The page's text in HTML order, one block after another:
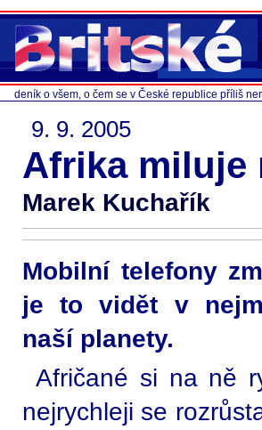
deník o všem, o čem se v České republice příliš
9. 9. 2005
Afrika miluje
Marek Kuchařík
Mobilní telefony
je to vidět v
naší planety.
Afričané si na ně
nejrychleji se